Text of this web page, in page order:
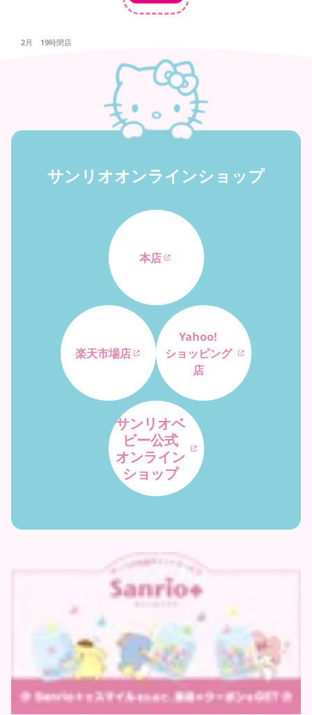
2月 19時閉店
サンリオオンラインショップ
本店
楽天市場店
Yahoo!
ショッピング
店
サンリオベ
ビー公式
オンライン
ショップ